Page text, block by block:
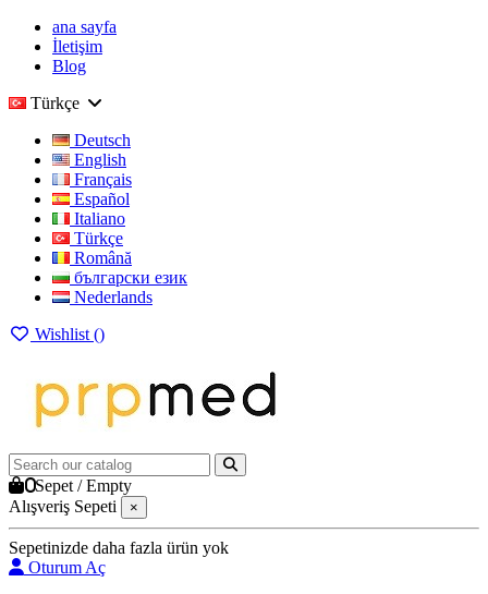
ana sayfa
İletişim
Blog
Türkçe
Deutsch
English
Français
Español
Italiano
Türkçe
Română
български език
Nederlands
Wishlist ()
0Sepet /Empty
Alışveriş Sepeti
×
Sepetinizde daha fazla ürün yok
Oturum Aç